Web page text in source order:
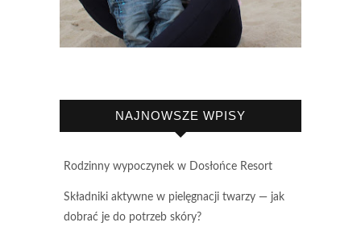
NAJNOWSZE WPISY
Rodzinny wypoczynek w Dosłońce Resort
Składniki aktywne w pielęgnacji twarzy — jak
dobrać je do potrzeb skóry?